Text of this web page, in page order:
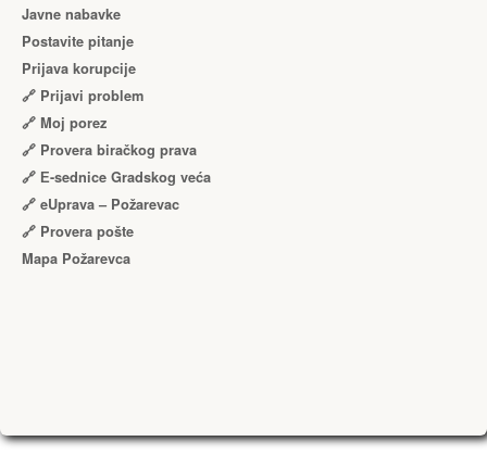
Javne nabavke
Postavite pitanje
Prijava korupcije
🔗 Prijavi problem
🔗 Moj porez
🔗 Provera biračkog prava
🔗 Е-sednice Gradskog veća
🔗 eUprava – Požarevac
🔗 Provera pošte
Mapa Požarevca